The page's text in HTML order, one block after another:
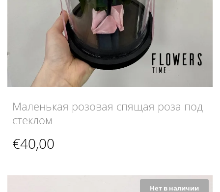
Маленькая розовая спящая роза под
стеклом
€40,00
Нет в наличии